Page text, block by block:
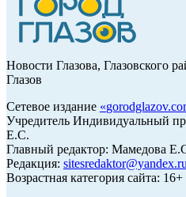
Новости Глазова, Глазовского
Глазов
Сетевое издание «
Учредитель Индивидуальный
Е.С.
Главный редактор: Мамедова
Редакция: sitesredaktor@yandex.ru
Возрастная категория сайта: 16+